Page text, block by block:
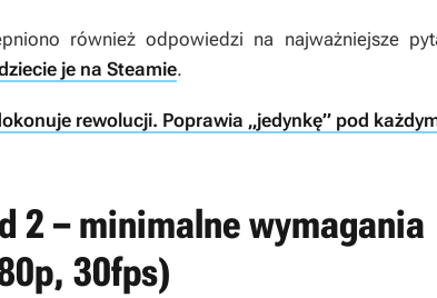
również odpowiedzi na najważniejsze
je na Steamie.
rewolucji. Poprawia „jedynkę” pod
2 – minimalne wymagania
30fps)